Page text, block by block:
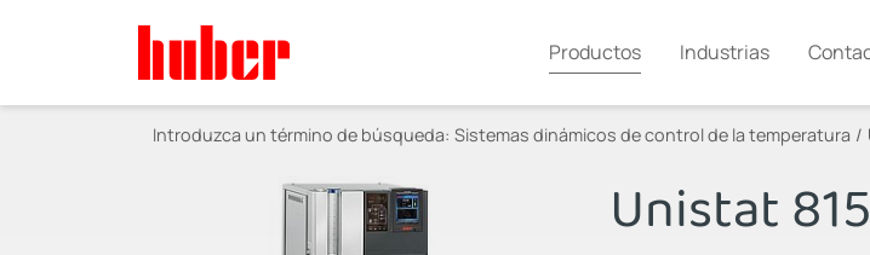
Productos Industrias
Introduzca un término de búsqueda: Sistemas dinámicos de control de la temperatura
Unistat 815